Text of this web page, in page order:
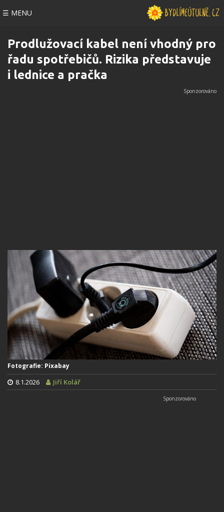
☰ MENU
Prodlužovací kabel není vhodný pro
řadu spotřebičů. Rizika představuje
i lednice a pračka
Fotografie: Pixabay
8.1.2026 Jiří Kolář